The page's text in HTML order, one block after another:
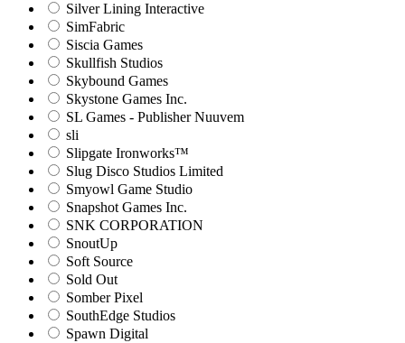
Silver Lining Interactive
SimFabric
Siscia Games
Skullfish Studios
Skybound Games
Skystone Games Inc.
SL Games - Publisher Nuuvem
sli
Slipgate Ironworks™
Slug Disco Studios Limited
Smyowl Game Studio
Snapshot Games Inc.
SNK CORPORATION
SnoutUp
Soft Source
Sold Out
Somber Pixel
SouthEdge Studios
Spawn Digital